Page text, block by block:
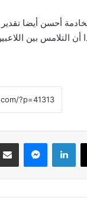
أحسن أيضا
التلامس بين
لينكدإن